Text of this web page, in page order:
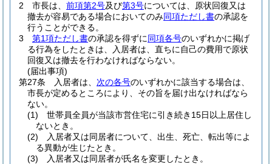
2
市長は、 前項第2号及び第3号については、原状回復又は
撤去が容易である場合においてのみ同項ただし書の承認を
行うことができる。
3
第1項ただし書の承認を得ずに同項各号のいずれかに掲げ
る行為をしたときは、入居者は、直ちに自己の費用で原状
回復又は撤去を行わなければならない。
(届出事項)
第27条
入居者は、 次の各号のいずれかに該当する場合は、
市長が定めるところにより、その旨を届け出なければなら
ない。
(1)
世帯員全員が当該市営住宅に引き続き15日以上居住し
ないとき。
(2)
入居者又は同居者について、出生、死亡、転出等によ
る異動が生じたとき。
(3)
入居者又は同居者が氏名を変更したとき。